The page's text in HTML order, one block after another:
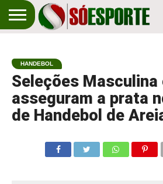
EM
PRIMEIRO
LUGAR!
ESPORTE
HANDEBOL
Seleções Masculina
asseguram a prata
de Handebol de